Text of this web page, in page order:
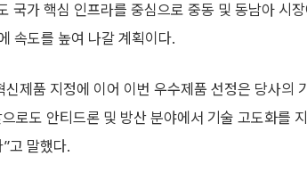
국가 핵심 인프라를 중심으로 중동 및 동남아 시
속도를 높여 나갈 계획이다.
제품 지정에 이어 이번 우수제품 선정은 당사의
로도 안티드론 및 방산 분야에서 기술 고도화를
고 말했다.